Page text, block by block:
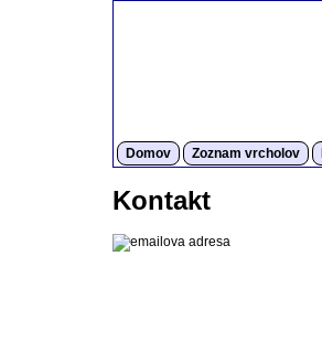
Domov Zoznam vrcholov
Kontakt